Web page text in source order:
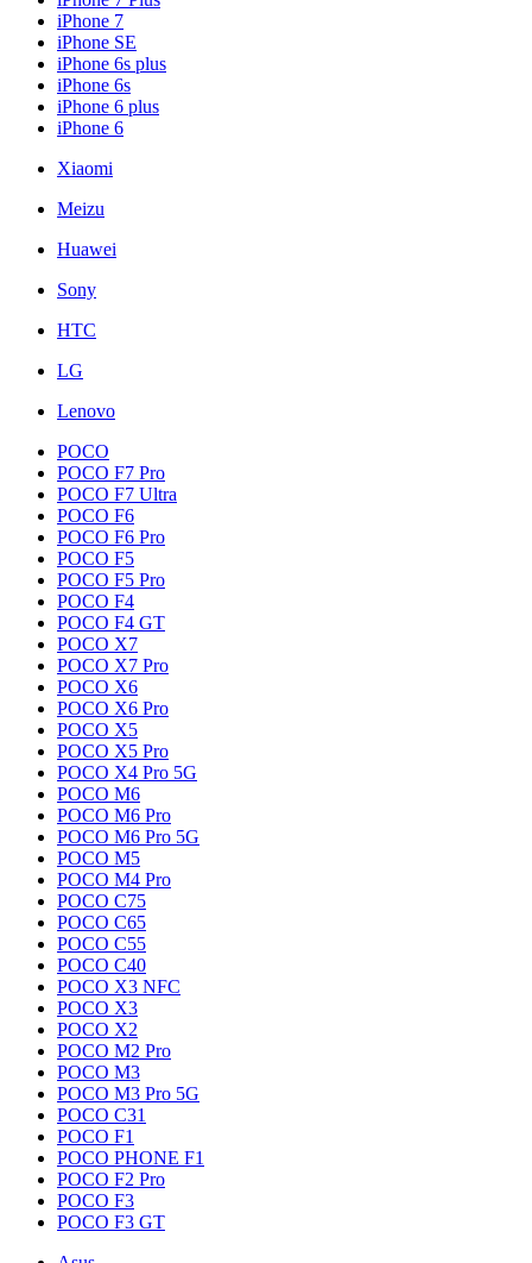
iPhone 7
iPhone SE
iPhone 6s plus
iPhone 6s
iPhone 6 plus
iPhone 6
Xiaomi
Meizu
Huawei
Sony
HTC
LG
Lenovo
POCO
POCO F7 Pro
POCO F7 Ultra
POCO F6
POCO F6 Pro
POCO F5
POCO F5 Pro
POCO F4
POCO F4 GT
POCO X7
POCO X7 Pro
POCO X6
POCO X6 Pro
POCO X5
POCO X5 Pro
POCO X4 Pro 5G
POCO M6
POCO M6 Pro
POCO M6 Pro 5G
POCO M5
POCO M4 Pro
POCO C75
POCO C65
POCO C55
POCO C40
POCO X3 NFC
POCO X3
POCO X2
POCO M2 Pro
POCO M3
POCO M3 Pro 5G
POCO C31
POCO F1
POCO PHONE F1
POCO F2 Pro
POCO F3
POCO F3 GT